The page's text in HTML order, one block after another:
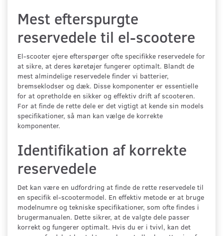
Mest efterspurgte
reservedele til el-scootere
El-scooter ejere efterspørger ofte specifikke reservedele for
at sikre, at deres køretøjer fungerer optimalt. Blandt de
mest almindelige reservedele finder vi batterier,
bremseklodser og dæk. Disse komponenter er essentielle
for at opretholde en sikker og effektiv drift af scooteren.
For at finde de rette dele er det vigtigt at kende sin models
specifikationer, så man kan vælge de korrekte
komponenter.
Identifikation af korrekte
reservedele
Det kan være en udfordring at finde de rette reservedele til
en specifik el-scootermodel. En effektiv metode er at bruge
modelnumre og tekniske specifikationer, som ofte findes i
brugermanualen. Dette sikrer, at de valgte dele passer
korrekt og fungerer optimalt. Hvis du er i tvivl, kan det